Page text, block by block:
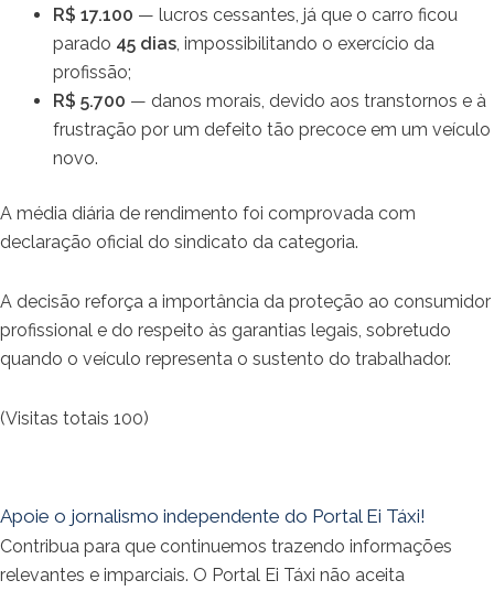
R$ 17.100 — lucros cessantes, já que o carro ficou
parado 45 dias, impossibilitando o exercício da
profissão;
R$ 5.700 — danos morais, devido aos transtornos e à
frustração por um defeito tão precoce em um veículo
novo.
A média diária de rendimento foi comprovada com
declaração oficial do sindicato da categoria.
A decisão reforça a importância da proteção ao consumidor
profissional e do respeito às garantias legais, sobretudo
quando o veículo representa o sustento do trabalhador.
(Visitas totais 100)
Apoie o jornalismo independente do Portal Ei Táxi!
Contribua para que continuemos trazendo informações
relevantes e imparciais. O Portal Ei Táxi não aceita